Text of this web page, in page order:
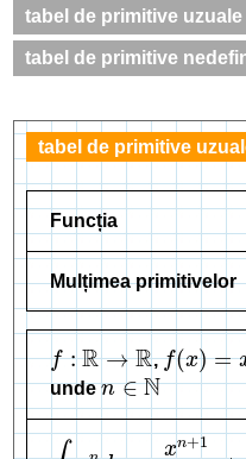
tabel de primitive uzuale
tabel de primitive
tabel de primitive
Funcția
Mulțimea primitivelor
f : R → R
f:R→R ,f(x) =
f(x)=xn
unden ∈ N
n∈N
xn+1